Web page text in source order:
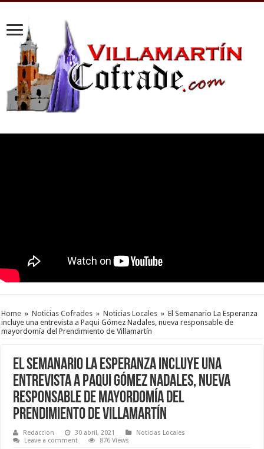
Home » Noticias Cofrades » Noticias Locales » El Semanario La Esperanza
incluye una entrevista a Paqui Gómez Nadales, nueva responsable de
mayordomía del Prendimiento de Villamartín
El Semanario La Esperanza incluye una
entrevista a Paqui Gómez Nadales, nueva
responsable de mayordomía del
Prendimiento de Villamartín
Redaccion 30 abril, 2021
Noticias Locales
Leave a comment
876 Views